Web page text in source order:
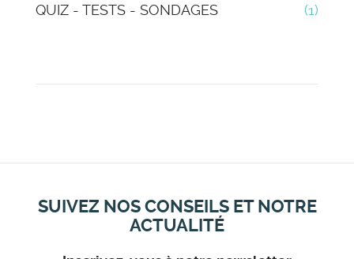
QUIZ - TESTS - SONDAGES (1)
SUIVEZ NOS CONSEILS ET NOTRE
ACTUALITÉ